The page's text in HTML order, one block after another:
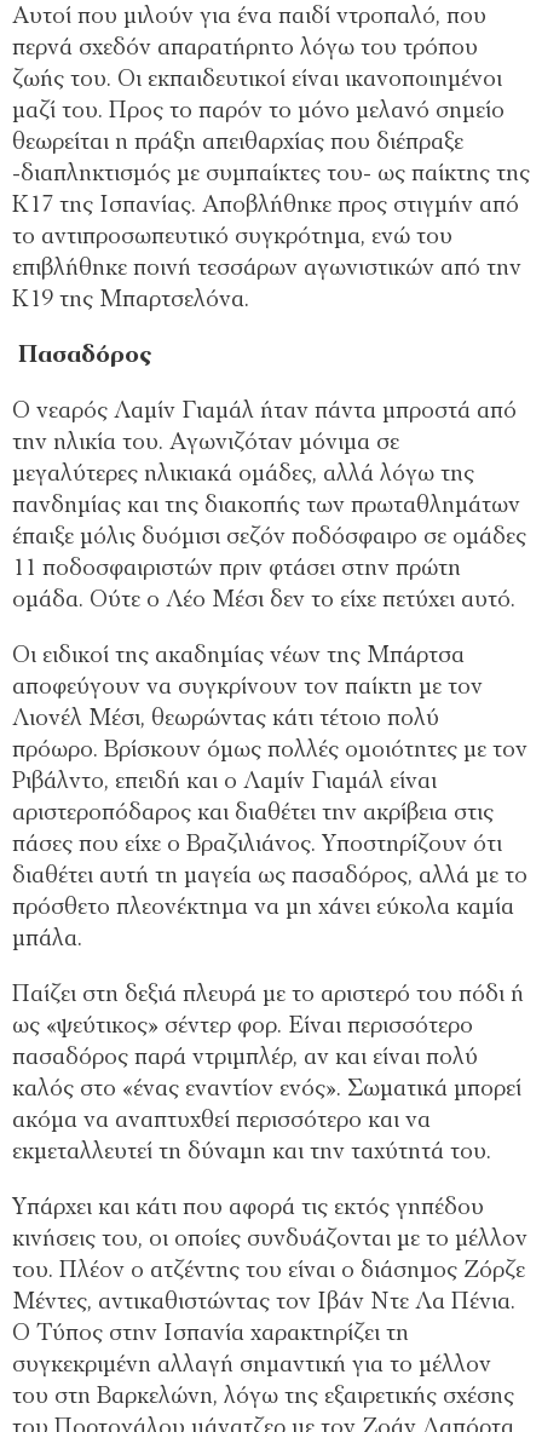
Αυτοί που μιλούν για ένα παιδί ντροπαλό, που
περνά σχεδόν απαρατήρητο λόγω του τρόπου
ζωής του. Οι εκπαιδευτικοί είναι ικανοποιημένοι
μαζί του. Προς το παρόν το μόνο μελανό σημείο
θεωρείται η πράξη απειθαρχίας που διέπραξε
-διαπληκτισμός με συμπαίκτες του- ως παίκτης της
Κ17 της Ισπανίας. Αποβλήθηκε προς στιγμήν από
το αντιπροσωπευτικό συγκρότημα, ενώ του
επιβλήθηκε ποινή τεσσάρων αγωνιστικών από την
Κ19 της Μπαρτσελόνα.
Πασαδόρος
Ο νεαρός Λαμίν Γιαμάλ ήταν πάντα μπροστά από
την ηλικία του. Αγωνιζόταν μόνιμα σε
μεγαλύτερες ηλικιακά ομάδες, αλλά λόγω της
πανδημίας και της διακοπής των πρωταθλημάτων
έπαιξε μόλις δυόμισι σεζόν ποδόσφαιρο σε ομάδες
11 ποδοσφαιριστών πριν φτάσει στην πρώτη
ομάδα. Ούτε ο Λέο Μέσι δεν το είχε πετύχει αυτό.
Οι ειδικοί της ακαδημίας νέων της Μπάρτσα
αποφεύγουν να συγκρίνουν τον παίκτη με τον
Λιονέλ Μέσι, θεωρώντας κάτι τέτοιο πολύ
πρόωρο. Βρίσκουν όμως πολλές ομοιότητες με τον
Ριβάλντο, επειδή και ο Λαμίν Γιαμάλ είναι
αριστεροπόδαρος και διαθέτει την ακρίβεια στις
πάσες που είχε ο Βραζιλιάνος. Υποστηρίζουν ότι
διαθέτει αυτή τη μαγεία ως πασαδόρος, αλλά με το
πρόσθετο πλεονέκτημα να μη χάνει εύκολα καμία
μπάλα.
Παίζει στη δεξιά πλευρά με το αριστερό του πόδι ή
ως «ψεύτικος» σέντερ φορ. Είναι περισσότερο
πασαδόρος παρά ντριμπλέρ, αν και είναι πολύ
καλός στο «ένας εναντίον ενός». Σωματικά μπορεί
ακόμα να αναπτυχθεί περισσότερο και να
εκμεταλλευτεί τη δύναμη και την ταχύτητά του.
Υπάρχει και κάτι που αφορά τις εκτός γηπέδου
κινήσεις του, οι οποίες συνδυάζονται με το μέλλον
του. Πλέον ο ατζέντης του είναι ο διάσημος Ζόρζε
Μέντες, αντικαθιστώντας τον Ιβάν Ντε Λα Πένια.
Ο Τύπος στην Ισπανία χαρακτηρίζει τη
συγκεκριμένη αλλαγή σημαντική για το μέλλον
του στη Βαρκελώνη, λόγω της εξαιρετικής σχέσης